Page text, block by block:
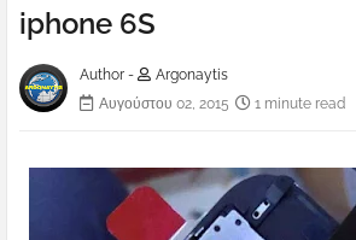
iphone 6S
Author -
Argonaytis
Αυγούστου 02, 2015
1 minute read